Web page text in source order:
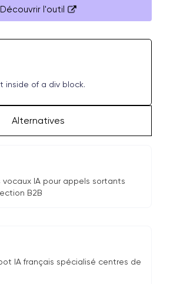
Découvrir l'outil
inside of a div block.
Alternatives
vocaux IA pour appels sortants
B2B
IA français spécialisé centres de